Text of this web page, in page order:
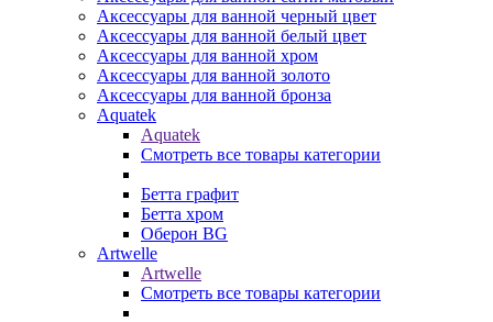
Аксессуары для ванной черный цвет
Аксессуары для ванной белый цвет
Аксессуары для ванной хром
Аксессуары для ванной золото
Аксессуары для ванной бронза
Aquatek
Aquatek
Смотреть все товары категории
Бетта графит
Бетта хром
Оберон BG
Artwelle
Artwelle
Смотреть все товары категории